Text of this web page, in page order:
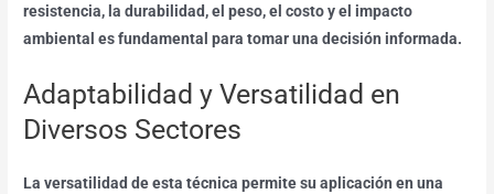
resistencia, la durabilidad, el peso, el costo y el impacto
ambiental es fundamental para tomar una decisión informada.
Adaptabilidad y Versatilidad en
Diversos Sectores
La versatilidad de esta técnica permite su aplicación en una